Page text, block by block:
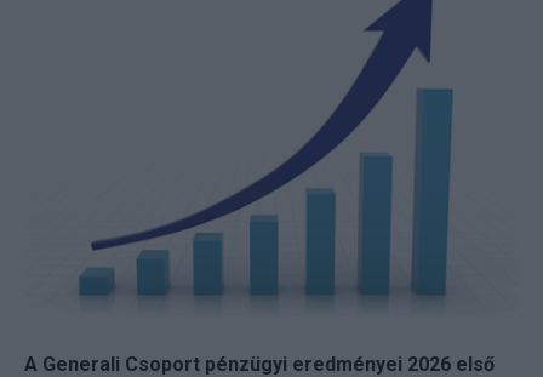
A Generali Csoport pénzügyi eredményei 2026 első